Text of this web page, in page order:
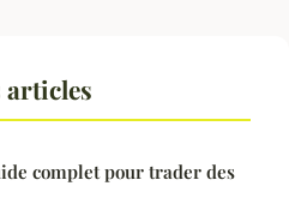
complet pour trader des